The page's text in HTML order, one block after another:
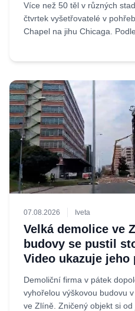
Více než 50 těl v různých
čtvrtek vyšetřovatelé v
Chapel na jihu Chicaga.
07.08.2026 Iveta
Velká demolice ve
budovy se pustil
Video ukazuje jeho
Demoliční firma v pátek
vyhořelou výškovou budovu
ve Zlíně. Zničený objekt si